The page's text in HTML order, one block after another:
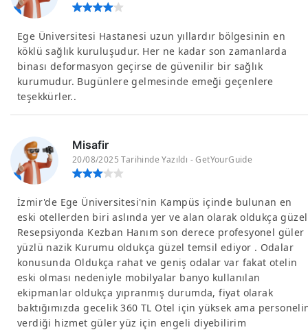
Ege Üniversitesi Hastanesi uzun yıllardır bölgesinin en
köklü sağlık kuruluşudur. Her ne kadar son zamanlarda
binası deformasyon geçirse de güvenilir bir sağlık
kurumudur. Bugünlere gelmesinde emeği geçenlere
teşekkürler..
Misafir
20/08/2025 Tarihinde Yazıldı - GetYourGuide
İzmir'de Ege Üniversitesi'nin Kampüs içinde bulunan en
eski otellerden biri aslında yer ve alan olarak oldukça güzel
Resepsiyonda Kezban Hanım son derece profesyonel güler
yüzlü nazik Kurumu oldukça güzel temsil ediyor . Odalar
konusunda Oldukça rahat ve geniş odalar var fakat otelin
eski olması nedeniyle mobilyalar banyo kullanılan
ekipmanlar oldukça yıpranmış durumda, fiyat olarak
baktığımızda gecelik 360 TL Otel için yüksek ama
verdiği hizmet güler yüz için engeli diyebilirim